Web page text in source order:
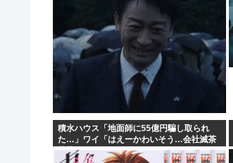
積水ハウス「地面師に55億円騙し取られ
た…」ワイ「はえーかわいそう…会社滅茶
苦茶やろなぁ」→